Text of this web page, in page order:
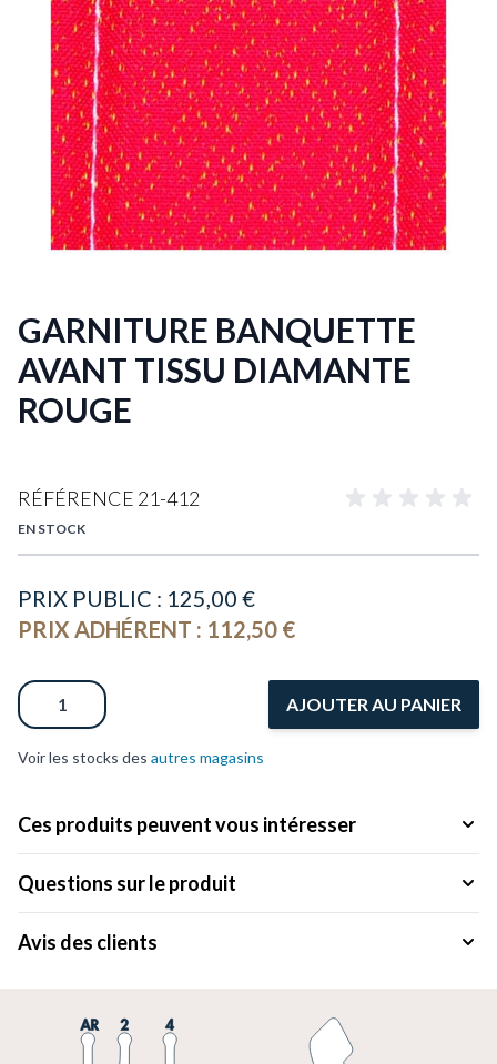
GARNITURE BANQUETTE
AVANT TISSU DIAMANTE
ROUGE
RÉFÉRENCE 21-412
EN STOCK
PRIX PUBLIC : 125,00 €
PRIX ADHÉRENT : 112,50 €
Quantité
AJOUTER AU PANIER
Voir les stocks des autres magasins
Ces produits peuvent vous intéresser
Questions sur le produit
Avis des clients